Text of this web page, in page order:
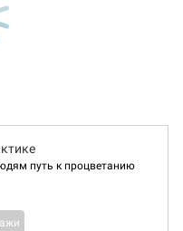
путь к процветанию